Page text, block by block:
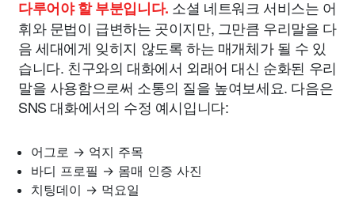
다루어야 할 부분입니다. 소셜 네트워크 서비스는 어
휘와 문법이 급변하는 곳이지만, 그만큼 우리말을 다
음 세대에게 잊히지 않도록 하는 매개체가 될 수 있
습니다. 친구와의 대화에서 외래어 대신 순화된 우리
말을 사용함으로써 소통의 질을 높여보세요. 다음은
SNS 대화에서의 수정 예시입니다:
어그로 → 억지 주목
바디 프로필 → 몸매 인증 사진
치팅데이 → 먹요일